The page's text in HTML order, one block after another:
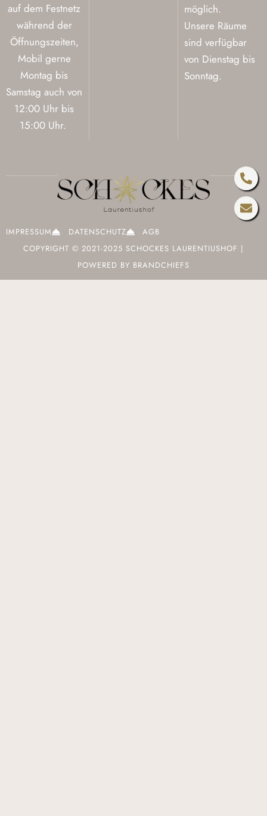
auf dem Festnetz
während der
Öffnungszeiten,
Mobil gerne
Montag bis
Samstag auch von
12:00 Uhr bis
15:00 Uhr.
möglich.
Unsere Räume
sind verfügbar
von Dienstag bis
Sonntag.
IMPRESSUM DATENSCHUTZ
AGB
COPYRIGHT © 2021-2025 SCHOCKES LAURENTIUSHOF |
POWERED BY BRANDCHIEFS
alt